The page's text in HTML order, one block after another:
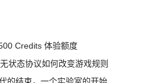
Credits 体验额度
状态协议如何改变游戏规则